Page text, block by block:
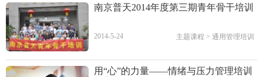
南京普天2014年度第三期青年骨干培训
2014-5-24 主题课程 > 通用管理培训
用“心”的力量——情绪与压力管理培训